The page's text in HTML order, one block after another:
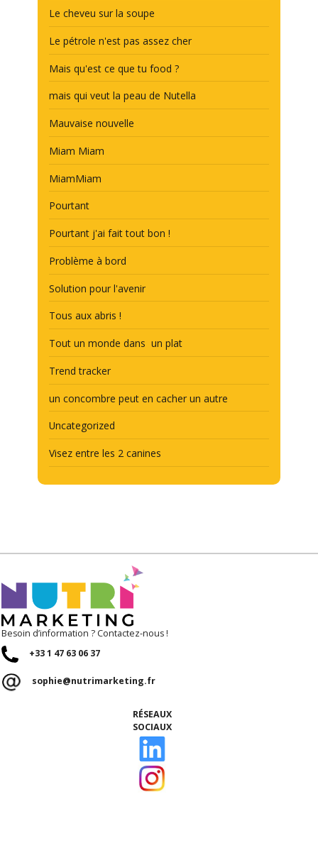
Le cheveu sur la soupe
Le pétrole n'est pas assez cher
Mais qu'est ce que tu food ?
mais qui veut la peau de Nutella
Mauvaise nouvelle
Miam Miam
MiamMiam
Pourtant
Pourtant j'ai fait tout bon !
Problème à bord
Solution pour l'avenir
Tous aux abris !
Tout un monde dans un plat
Trend tracker
un concombre peut en cacher un autre
Uncategorized
Visez entre les 2 canines
Besoin d’information ? Contactez-nous !
+33 1 47 63 06 37
sophie@nutrimarketing.fr
RÉSEAUX
SOCIAUX